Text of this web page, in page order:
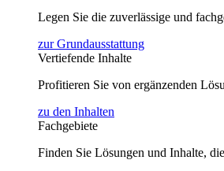
Legen Sie die zuverlässige und
zur Grundausstattung
Vertiefende Inhalte
Profitieren Sie von ergänzenden
zu den Inhalten
Fachgebiete
Finden Sie Lösungen und Inhalte,